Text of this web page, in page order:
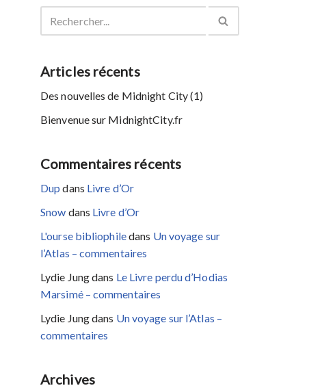
Articles récents
Des nouvelles de Midnight City (1)
Bienvenue sur MidnightCity.fr
Commentaires récents
Dup dans Livre d’Or
Snow dans Livre d’Or
L'ourse bibliophiledans Un voyage sur
l’Atlas – commentaires
Lydie Jungdans Le Livre perdu d’Hodias
Marsimé – commentaires
Lydie Jungdans Un voyage sur l’Atlas –
commentaires
Archives